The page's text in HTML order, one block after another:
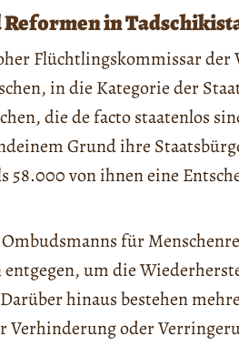
in
Flüchtlingskommissar
in die Kategorie der
die de facto staatenlos
Grund ihre
58.000 von ihnen eine
für
entgegen, um die
hinaus bestehen
Verhinderung oder